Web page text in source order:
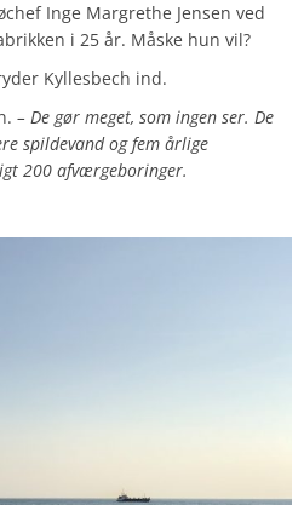
Inge Margrethe Jensen ved
i 25 år. Måske hun vil?
Kyllesbech ind.
– De gør meget, som ingen ser. De
spildevand og fem årlige
200 afværgeboringer.